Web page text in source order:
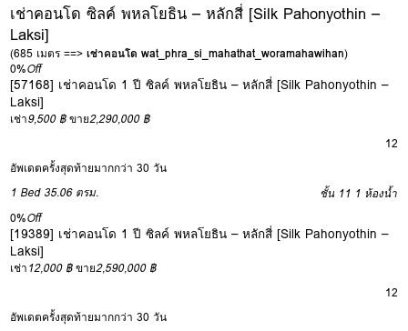
เช่าคอนโด ซิลค์ พหลโยธิน – หลักสี่ [Silk Pahonyothin –
Laksi]
(685 เมตร ==>เช่าคอนโด wat_phra_si_mahathat_woramahawihan)
0%Off
[57168] เช่าคอนโด 1 ปี ซิลค์ พหลโยธิน – หลักสี่ [Silk Pahonyothin –
Laksi]
เช่า9,500 ฿ ขาย2,290,000 ฿
12
อัพเดตครั้งสุดท้ายมากกว่า 30 วัน
1 Bed 35.06 ตรม. ชั้น 11 1 ห้องน้ำ
0%Off
[19389] เช่าคอนโด 1 ปี ซิลค์ พหลโยธิน – หลักสี่ [Silk Pahonyothin –
Laksi]
เช่า12,000 ฿ ขาย2,590,000 ฿
12
อัพเดตครั้งสุดท้ายมากกว่า 30 วัน